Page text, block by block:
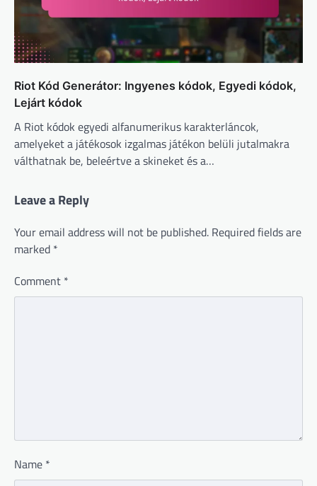
Riot Kód Generátor: Ingyenes kódok, Egyedi kódok,
Lejárt kódok
A Riot kódok egyedi alfanumerikus karakterláncok,
amelyeket a játékosok izgalmas játékon belüli jutalmakra
válthatnak be, beleértve a skineket és a…
Leave a Reply
Your email address will not be published. Required fields are
marked *
Comment *
Name *